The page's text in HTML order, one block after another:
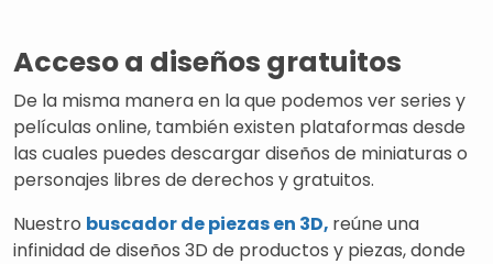
Acceso a diseños gratuitos
De la misma manera en la que podemos ver series y
películas online, también existen plataformas desde
las cuales puedes descargar diseños de miniaturas o
personajes libres de derechos y gratuitos.
Nuestro buscador de piezas en 3D, reúne una
infinidad de diseños 3D de productos y piezas, donde